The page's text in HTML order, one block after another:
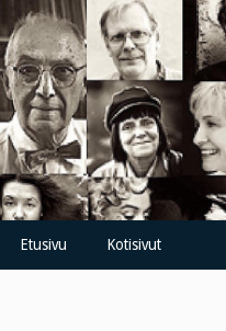
Skip
to
content
Etusivu Kotisivut